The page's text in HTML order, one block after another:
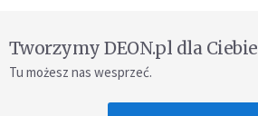
Tworzymy DEON.pl dla Ciebie
Tu możesz nas wesprzeć.